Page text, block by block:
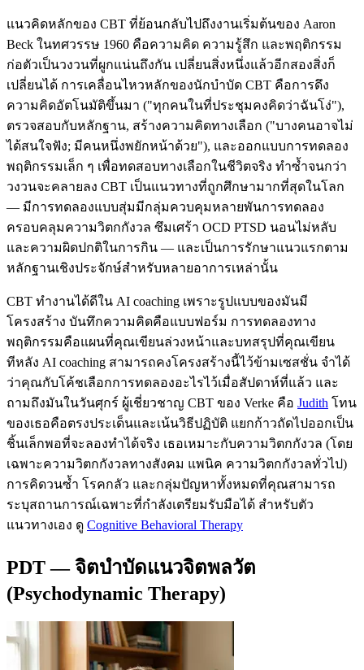
แนวคิดหลักของ CBT ที่ย้อนกลับไปถึงงานเริ่มต้นของ Aaron
Beck ในทศวรรษ 1960 คือความคิด ความรู้สึก และพฤติกรรม
ก่อตัวเป็นวงวนที่ผูกแน่นถึงกัน เปลี่ยนสิ่งหนึ่งแล้วอีกสองสิ่งก็
เปลี่ยนได้ การเคลื่อนไหวหลักของนักบำบัด CBT คือการดึง
ความคิดอัตโนมัติขึ้นมา ("ทุกคนในที่ประชุมคงคิดว่าฉันโง่"),
ตรวจสอบกับหลักฐาน, สร้างความคิดทางเลือก ("บางคนอาจไม่
ได้สนใจฟัง; มีคนหนึ่งพยักหน้าด้วย"), และออกแบบการทดลอง
พฤติกรรมเล็ก ๆ เพื่อทดสอบทางเลือกในชีวิตจริง ทำซ้ำจนกว่า
วงวนจะคลายลง CBT เป็นแนวทางที่ถูกศึกษามากที่สุดในโลก
— มีการทดลองแบบสุ่มมีกลุ่มควบคุมหลายพันการทดลอง
ครอบคลุมความวิตกกังวล ซึมเศร้า OCD PTSD นอนไม่หลับ
และความผิดปกติในการกิน — และเป็นการรักษาแนวแรกตาม
หลักฐานเชิงประจักษ์สำหรับหลายอาการเหล่านั้น
CBT ทำงานได้ดีใน AI coaching เพราะรูปแบบของมันมี
โครงสร้าง บันทึกความคิดคือแบบฟอร์ม การทดลองทาง
พฤติกรรมคือแผนที่คุณเขียนล่วงหน้าและบทสรุปที่คุณเขียน
ทีหลัง AI coaching สามารถคงโครงสร้างนี้ไว้ข้ามเซสชั่น จำได้
ว่าคุณกับโค้ชเลือกการทดลองอะไรไว้เมื่อสัปดาห์ที่แล้ว และ
ถามถึงมันในวันศุกร์ ผู้เชี่ยวชาญ CBT ของ Verke คือ Judith โทน
ของเธอคือตรงประเด็นและเน้นวิธีปฏิบัติ แยกก้าวถัดไปออกเป็น
ชิ้นเล็กพอที่จะลองทำได้จริง เธอเหมาะกับความวิตกกังวล (โดย
เฉพาะความวิตกกังวลทางสังคม แพนิค ความวิตกกังวลทั่วไป)
การคิดวนซ้ำ โรคกลัว และกลุ่มปัญหาทั้งหมดที่คุณสามารถ
ระบุสถานการณ์เฉพาะที่กำลังเตรียมรับมือได้ สำหรับตัว
แนวทางเอง ดู Cognitive Behavioral Therapy
PDT — จิตบำบัดแนวจิตพลวัต
(Psychodynamic Therapy)